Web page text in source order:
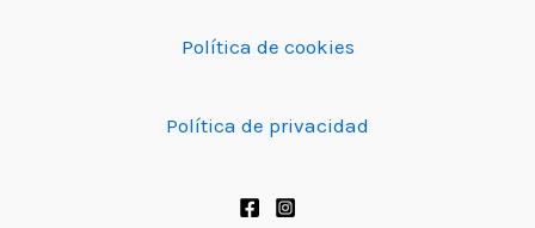
Política de cookies
Política de privacidad